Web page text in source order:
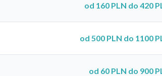
od 160 PLN do 420
od 500 PLN do 1100
od 60 PLN do 900